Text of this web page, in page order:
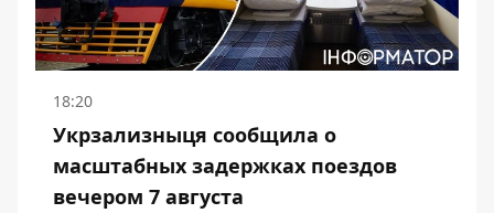
18:20
Укрзализныця сообщила о
масштабных задержках поездов
вечером 7 августа